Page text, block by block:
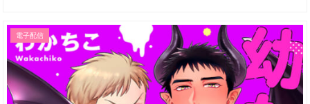
電子配信